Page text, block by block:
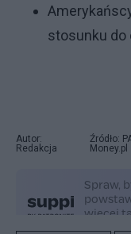
stosunku do
Autor:
Redakcja
Źródło:
Money.pl